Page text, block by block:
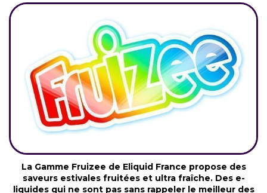
La Gamme Fruizee de Eliquid France propose des
saveurs estivales fruitées et ultra fraîche. Des e-
liquides qui ne sont pas sans rappeler le meilleur des